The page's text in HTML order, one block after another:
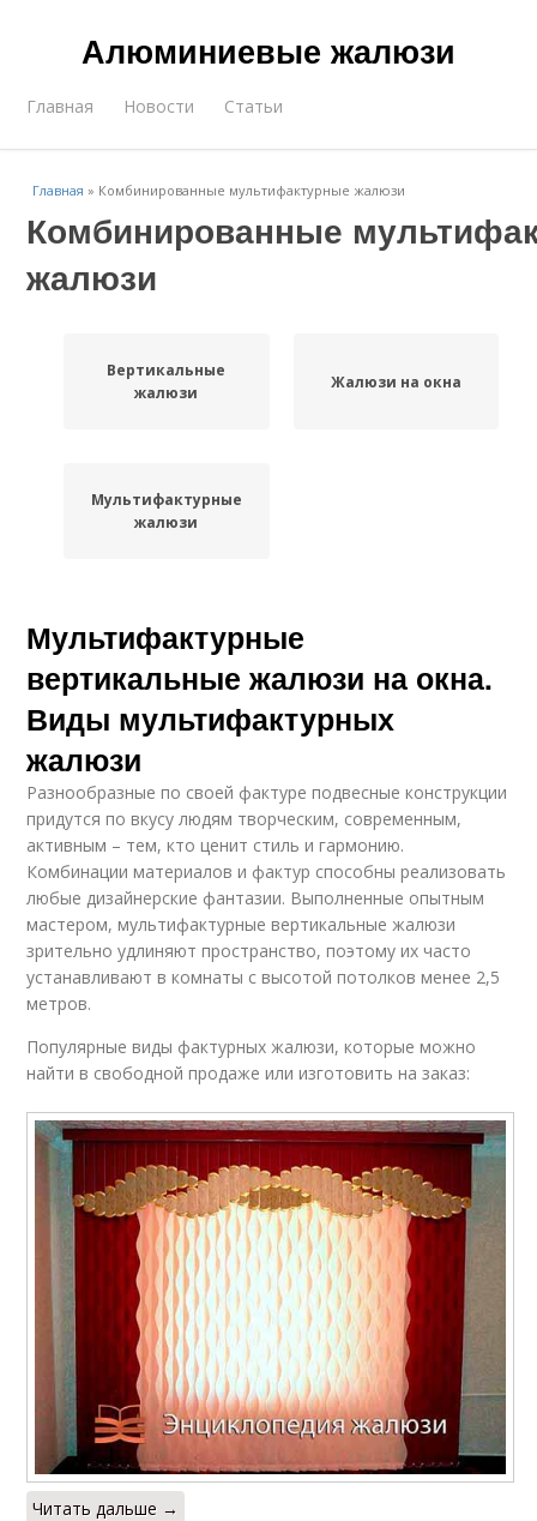
Алюминиевые жалюзи
Главная Новости Статьи
Главная » Комбинированные мультифактурные жалюзи
Комбинированные
жалюзи
Вертикальные
жалюзи
Жалюзи на окна
Мультифактурные
жалюзи
Мультифактурные
вертикальные жалюзи на окна.
Виды мультифактурных
жалюзи
Разнообразные по своей фактуре подвесные конструкции
придутся по вкусу людям творческим, современным,
активным – тем, кто ценит стиль и гармонию.
Комбинации материалов и фактур способны реализовать
любые дизайнерские фантазии. Выполненные опытным
мастером, мультифактурные вертикальные жалюзи
зрительно удлиняют пространство, поэтому их часто
устанавливают в комнаты с высотой потолков менее 2,5
метров.
Популярные виды фактурных жалюзи, которые можно
найти в свободной продаже или изготовить на заказ:
Читать дальше →